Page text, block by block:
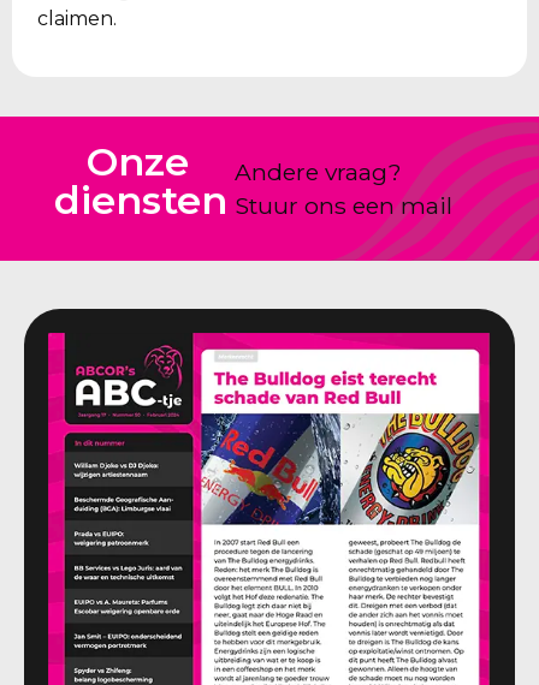
claimen.
Onze
diensten
Andere vraag?
Stuur ons een mail